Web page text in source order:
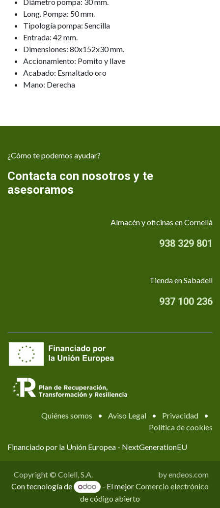
Long. Pompa: 50 mm.
Tipología pompa: Sencilla
Entrada: 42 mm.
Dimensiones: 80x152x30 mm.
Accionamiento: Pomito y llave
Acabado: Esmaltado oro
Mano: Derecha
¿Cómo te podemos ayudar?
Contacta con nosotros y te
asesoramos
Almacén y oficinas en Cornellà
938 329 801
Tienda en Sabadell
937 100 236
Quiénes somos • Aviso Legal • Privacidad
•
Política de cookies
Financiado por la Unión Europea - NextGenerationEU
Copyright © Colell, S.A.
by endeos.com
Con tecnología de
- El mejorComercio electrónico
de código abierto